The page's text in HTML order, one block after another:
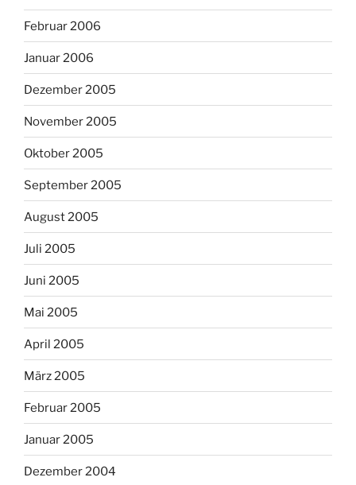
Februar 2006
Januar 2006
Dezember 2005
November 2005
Oktober 2005
September 2005
August 2005
Juli 2005
Juni 2005
Mai 2005
April 2005
März 2005
Februar 2005
Januar 2005
Dezember 2004